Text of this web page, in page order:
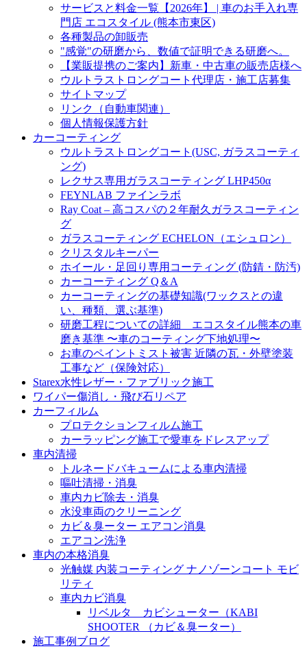
サービスと料金一覧【2026年】 | 車のお手入れ専
門店 エコスタイル (熊本市東区)
各種製品の卸販売
"感覚"の研磨から、数値で証明できる研磨へ。
【業販提携のご案内】新車・中古車の販売店様へ
ウルトラストロングコート代理店・施工店募集
サイトマップ
リンク（自動車関連）
個人情報保護方針
カーコーティング
ウルトラストロングコート(USC, ガラスコーティ
ング)
レクサス専用ガラスコーティング LHP450α
FEYNLAB ファインラボ
Ray Coat – 高コスパの２年耐久ガラスコーティン
グ
ガラスコーティング ECHELON（エシュロン）
クリスタルキーパー
ホイール・足回り専用コーティング (防錆・防汚)
カーコーティング Q＆A
カーコーティングの基礎知識(ワックスとの違
い、種類、選ぶ基準)
研磨工程についての詳細 エコスタイル熊本の車
磨き基準 〜車のコーティング下地処理〜
お車のペイントミスト被害 近隣の瓦・外壁塗装
工事など（保険対応）
Starex水性レザー・ファブリック施工
ワイパー傷消し・飛び石リペア
カーフィルム
プロテクションフィルム施工
カーラッピング施工で愛車をドレスアップ
車内清掃
トルネードバキュームによる車内清掃
嘔吐清掃・消臭
車内カビ除去・消臭
水没車両のクリーニング
カビ＆臭ーター エアコン消臭
エアコン洗浄
車内の本格消臭
光触媒 内装コーティング ナノゾーンコート モビ
リティ
車内カビ消臭
リベルタ カビシューター（KABI
SHOOTER （カビ＆臭ーター）
施工事例ブログ